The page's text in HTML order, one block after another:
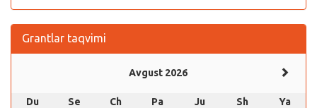
Grantlar taqvimi
Avgust 2026
Du Se Ch Pa Ju Sh
Ya